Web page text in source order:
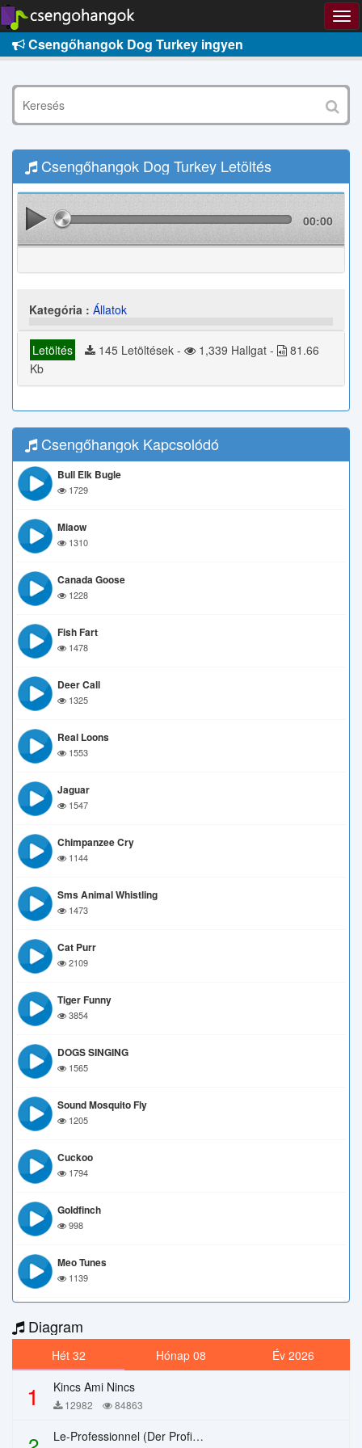
Csengőhangok Dog Turkey ingyen
Csengőhangok Dog Turkey Letöltés
00:00
Kategória : Állatok
Letöltés 145 Letöltések - 1,339 Hallgat -
81.66
Kb
Csengőhangok Kapcsolódó
Bull Elk Bugle
1729
Miaow
1310
Canada Goose
1228
Fish Fart
1478
Deer Call
1325
Real Loons
1553
Jaguar
1547
Chimpanzee Cry
1144
Sms Animal Whistling
1473
Cat Purr
2109
Tiger Funny
3854
DOGS SINGING
1565
Sound Mosquito Fly
1205
Cuckoo
1794
Goldfinch
998
Meo Tunes
1139
Diagram
Hét 32 Hónap 08 Év 2026
1 Kincs Ami Nincs
12982 84863
Le-Professionnel (Der Profi) – Chi Mai